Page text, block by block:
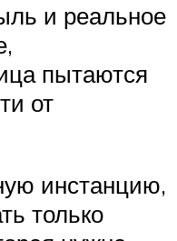
и реальное
пытаются
от
инстанцию,
только